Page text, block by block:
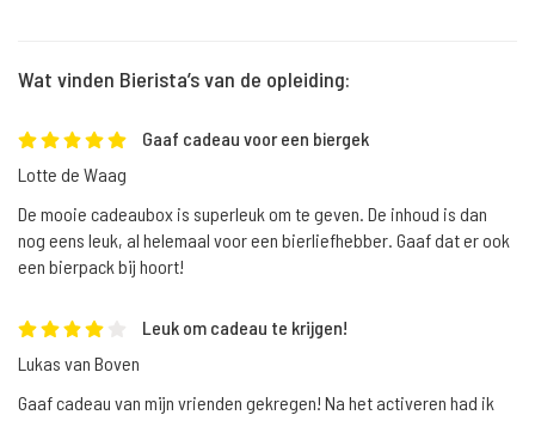
Wat vinden Bierista’s van de opleiding:
Gaaf cadeau voor een biergek
Lotte de Waag
De mooie cadeaubox is superleuk om te geven. De inhoud is dan
nog eens leuk, al helemaal voor een bierliefhebber. Gaaf dat er ook
een bierpack bij hoort!
Leuk om cadeau te krijgen!
Lukas van Boven
Gaaf cadeau van mijn vrienden gekregen! Na het activeren had ik